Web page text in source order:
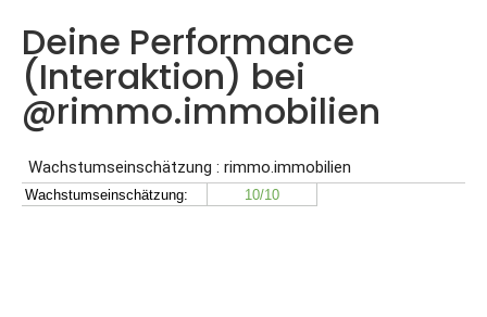
Deine Performance
(Interaktion) bei
@rimmo.immobilien